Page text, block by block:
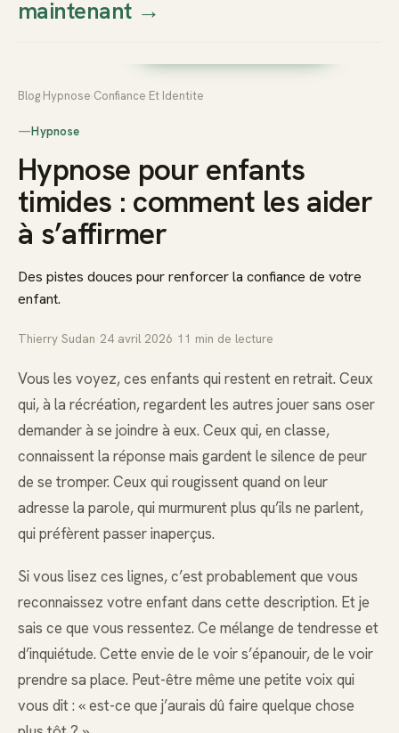
Thierry
Prendre rendez-vous dès
maintenant→
Blog Hypnose Confiance Et Identite
—Hypnose
Hypnose pour enfants
timides : comment les aider
à s’affirmer
Des pistes douces pour renforcer la confiance de votre
enfant.
Thierry Sudan 24 avril 2026 11 min de lecture
Vous les voyez, ces enfants qui restent en retrait. Ceux
qui, à la récréation, regardent les autres jouer sans oser
demander à se joindre à eux. Ceux qui, en classe,
connaissent la réponse mais gardent le silence de peur
de se tromper. Ceux qui rougissent quand on leur
adresse la parole, qui murmurent plus qu’ils ne parlent,
qui préfèrent passer inaperçus.
Si vous lisez ces lignes, c’est probablement que vous
reconnaissez votre enfant dans cette description. Et je
sais ce que vous ressentez. Ce mélange de tendresse et
d’inquiétude. Cette envie de le voir s’épanouir, de le voir
prendre sa place. Peut-être même une petite voix qui
vous dit : « est-ce que j’aurais dû faire quelque chose